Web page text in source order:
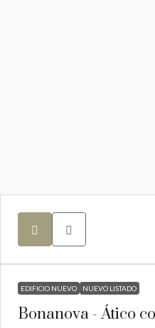
EDIFICIO NUEVO NUEVO LISTADO
Bonanova - Ático